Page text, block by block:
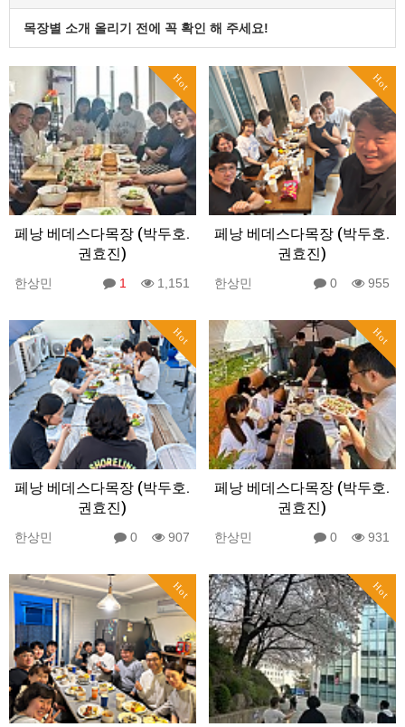
목장별 소개 올리기 전에 꼭 확인 해 주세요!
Hot
페낭 베데스다목장 (박두호.
권효진)
한상민 1 1,151
Hot
페낭 베데스다목장 (박두호.
권효진)
한상민 0 955
Hot
페낭 베데스다목장 (박두호.
권효진)
한상민 0 907
Hot
페낭 베데스다목장 (박두호.
권효진)
한상민 0 931
Hot Hot